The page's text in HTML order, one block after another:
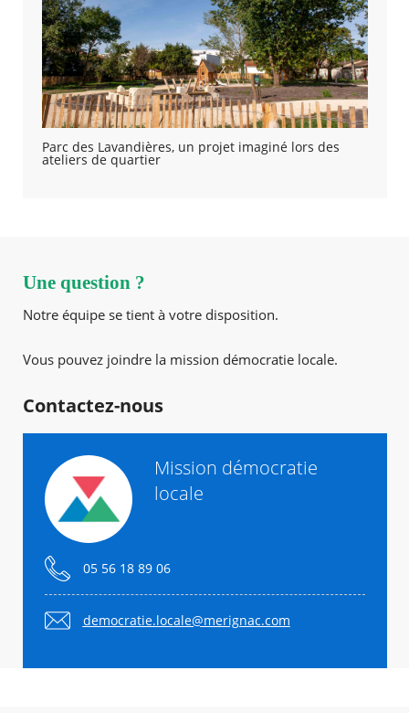
Parc des Lavandières, un projet imaginé lors des
ateliers de quartier
Une question ?
Notre équipe se tient à votre disposition.
Vous pouvez joindre la mission démocratie locale.
Contactez-nous
Mission démocratie
locale
05 56 18 89 06
democratie.locale@merignac.com